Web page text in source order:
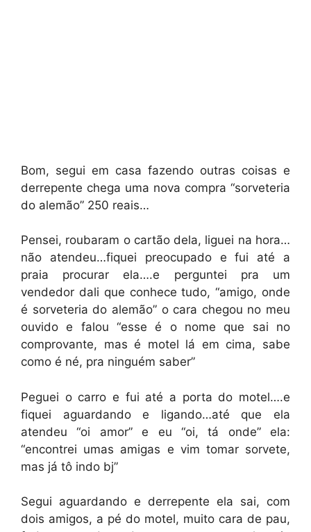
Bom, segui em casa fazendo outras coisas e
derrepente chega uma nova compra “sorveteria
do alemão” 250 reais…
Pensei, roubaram o cartão dela, liguei na hora…
não atendeu…fiquei preocupado e fui até a
praia procurar ela….e perguntei pra um
vendedor dali que conhece tudo, “amigo, onde
é sorveteria do alemão” o cara chegou no meu
ouvido e falou “esse é o nome que sai no
comprovante, mas é motel lá em cima, sabe
como é né, pra ninguém saber”
Peguei o carro e fui até a porta do motel….e
fiquei aguardando e ligando…até que ela
atendeu “oi amor” e eu “oi, tá onde” ela:
“encontrei umas amigas e vim tomar sorvete,
mas já tô indo bj”
Segui aguardando e derrepente ela sai, com
dois amigos, a pé do motel, muito cara de pau,